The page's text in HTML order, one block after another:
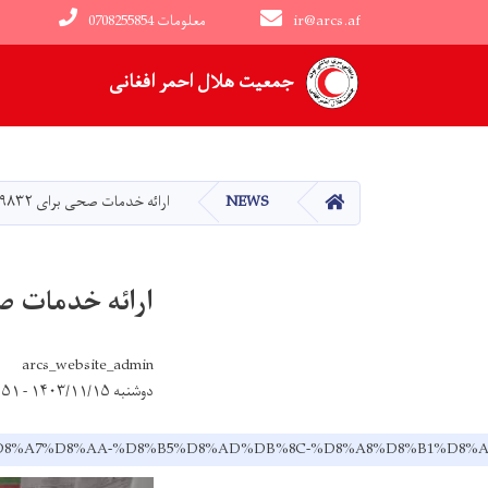
جمعیت هلال احمر افغانی
ir@arcs.af 0708255854 معلومات
Main navigation
HOME
NEWS ارائه خدمات صحی برای ۹۸۳۲ تن افراد نیازمند در ولایت جوزجان!
ارائه خدمات صحی برای ۹۸۳۲ تن
arcs_website_admin
دوشنبه ۱۴۰۳/۱۱/۱۵ - ۱۳:۵۱
%D8%B5%D8%AD%DB%8C-